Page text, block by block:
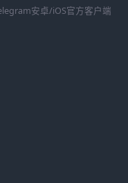
安卓/iOS官方客户端